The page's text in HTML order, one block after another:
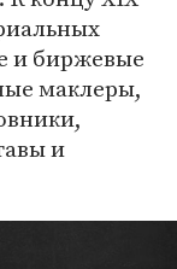
и биржевые
маклеры,
и